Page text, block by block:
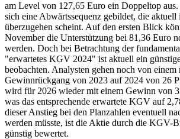
am Level von 127,65 Euro ein Doppeltop
sich eine Abwärtssequenz gebildet, die
überzugehen scheint. Auf den ersten Blick
November die Unterstützung bei 81,36 Euro
werden. Doch bei Betrachtung der
"erwartetes KGV 2024" ist aktuell ein
beobachten. Analysten gehen noch von einem
Gewinnrückgang von 2023 auf 2024 von 26
wird für 2026 wieder mit einem Gewinn von
was das entsprechende erwartete KGV auf
dieser Anstieg bei den Planzahlen eventuell
werden müsste, ist die Aktie durch die KGV-
günstig bewertet.